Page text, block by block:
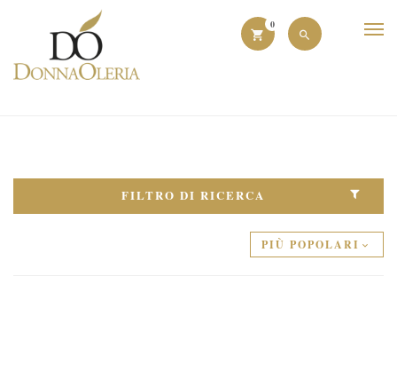
0
FILTRO DI RICERCA
PIÙ POPOLARI